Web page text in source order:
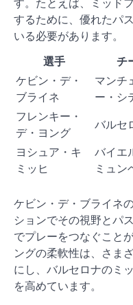
するために、優れたパ
いる必要があります。
選手
チ
ケビン・デ・
ブライネ
マンチ
ー・シ
フレンキー・
デ・ヨング
バルセ
ヨシュア・キ
ミッヒ
バイエ
ミュン
ケビン・デ・ブライネ
ションでその視野とパ
でプレーをつなぐこと
ングの柔軟性は、さま
にし、バルセロナのミ
を高めています。